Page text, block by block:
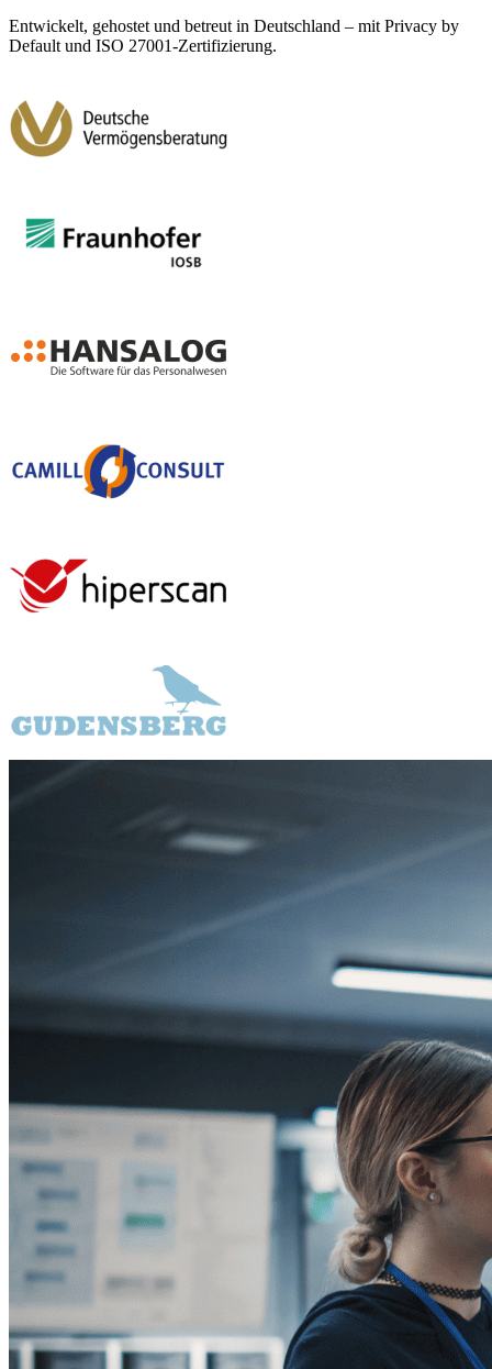
Entwickelt, gehostet und betreut in Deutschland – mit Privacy by
Default und ISO 27001-Zertifizierung.